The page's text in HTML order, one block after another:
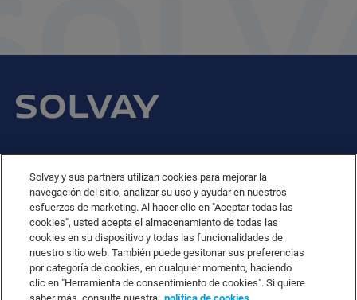
e-Business
Contact Us
Suppliers
Ethics Helpline
Sitemap
Solvay's Privacy & Cookie Policy
Terms and Conditions and Legal Notice
Disclaimer
Solvay y sus partners utilizan cookies para mejorar la
navegación del sitio, analizar su uso y ayudar en nuestros
esfuerzos de marketing. Al hacer clic en "Aceptar todas las
cookies", usted acepta el almacenamiento de todas las
cookies en su dispositivo y todas las funcionalidades de
nuestro sitio web. También puede gesitonar sus preferencias
por categoría de cookies, en cualquier momento, haciendo
clic en "Herramienta de consentimiento de cookies". Si quiere